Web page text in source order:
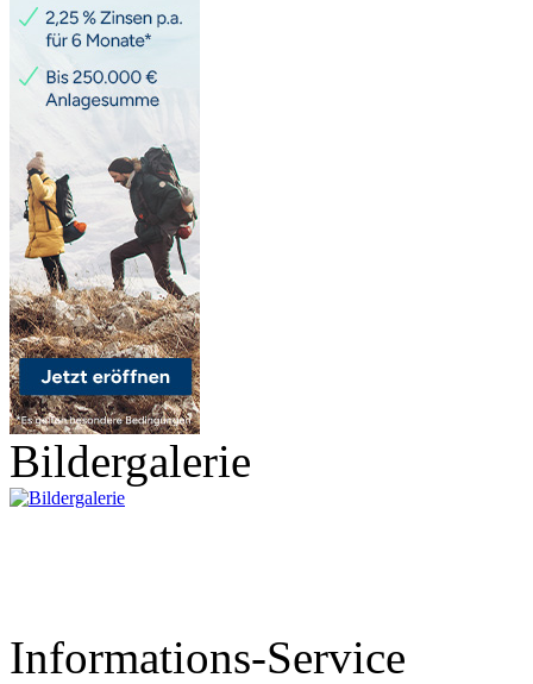
Bildergalerie
Informations-Service